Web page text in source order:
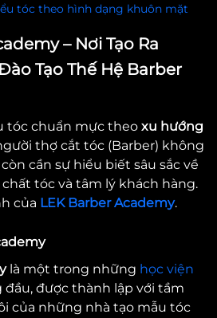
tóc theo hình dạng khuôn mặt
– Nơi Tạo Ra
Tạo Thế Hệ Barber
tóc chuẩn mực theo xu hướng
thợ cắt tóc (Barber) không
cần sự hiểu biết sâu sắc về
tóc và tâm lý khách hàng.
của LEK Barber Academy.
là một trong những học viện
đầu, được thành lập với tầm
của những nhà tạo mẫu tóc